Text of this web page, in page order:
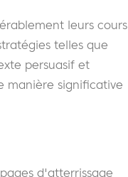
leurs cours
telles que
persuasif et
manière significative
d'atterrissage